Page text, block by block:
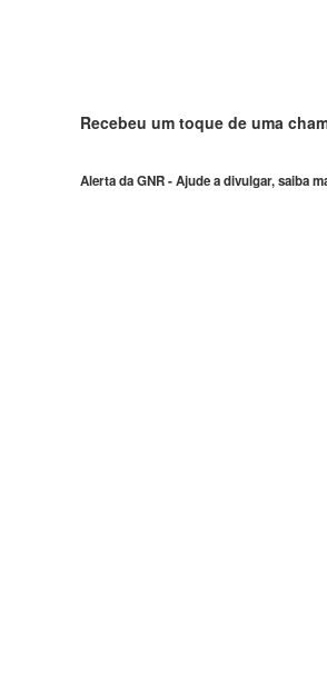
Recebeu um toque de uma
Alerta da GNR - Ajude a divulgar, saiba